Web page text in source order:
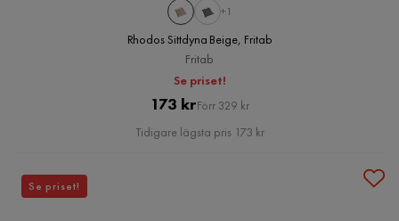
+1
Rhodos Sittdyna Beige, Fritab
Fritab
Se priset!
Pris
173 krOriginal
Pris
Förr 329 kr
Tidigare lägsta pris 173 kr
Se priset!